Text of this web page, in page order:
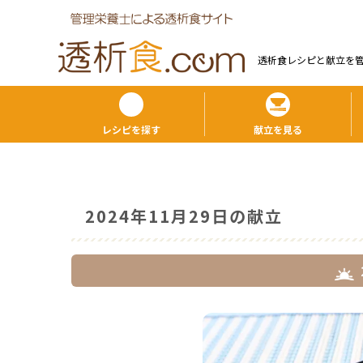
透析食レシピと献⽴を
レシピを探す 献立を見る
2024年11月29日の献立